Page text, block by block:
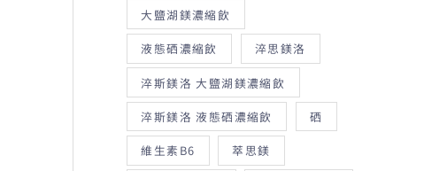
大鹽湖鎂濃縮飲
液態硒濃縮飲 淬思鎂洛
淬斯鎂洛 大鹽湖鎂濃縮飲
淬斯鎂洛 液態硒濃縮飲 硒
維生素B6 萃思鎂